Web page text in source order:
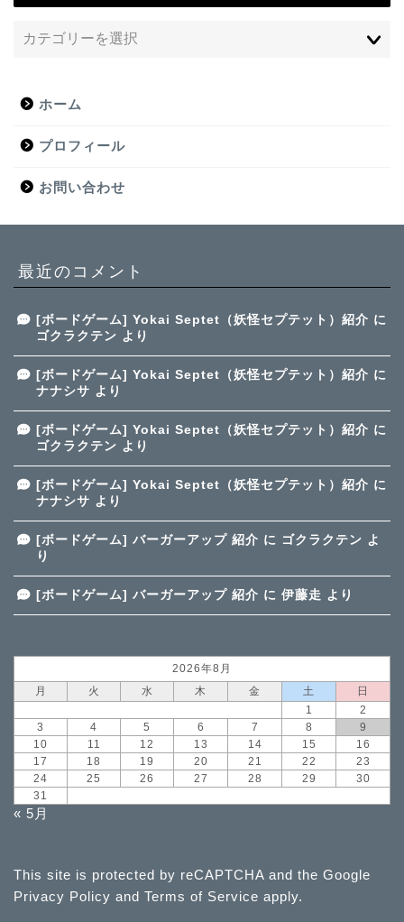
ホーム
プロフィール
お問い合わせ
最近のコメント
[ボードゲーム] Yokai Septet（妖怪セプテット）紹介 に
ゴクラクテン より
[ボードゲーム] Yokai Septet（妖怪セプテット）紹介 に
ナナシサ より
[ボードゲーム] Yokai Septet（妖怪セプテット）紹介 に
ゴクラクテン より
[ボードゲーム] Yokai Septet（妖怪セプテット）紹介 に
ナナシサ より
[ボードゲーム] バーガーアップ 紹介 に ゴクラクテン よ
り
[ボードゲーム] バーガーアップ 紹介 に 伊藤走 より
2026年8月
月
火 水 木 金 土
日
1
2
3
4 5 6 7 8
9
10
11 12 13 14 15
16
17
18 19 20 21 22
23
24
25 26 27 28 29
30
31
« 5月
This site is protected by reCAPTCHA and the Google
Privacy Policy and Terms of Service apply.